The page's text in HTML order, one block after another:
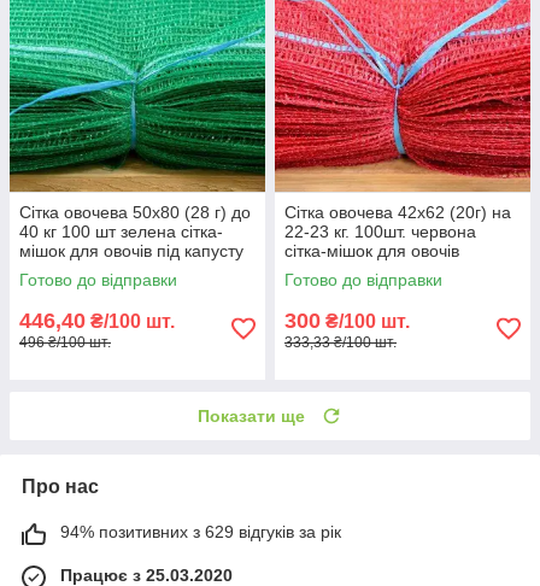
Сітка овочева 50х80 (28 г) до
40 кг 100 шт зелена сітка-
мішок для овочів під капусту
Готово до відправки
446,40 ₴/100 шт.
496 ₴/100 шт.
Сітка овочева 42х62 (20г) на
22-23 кг. 100шт. червона
сітка-мішок для овочів
Готово до відправки
300 ₴/100 шт.
333,33 ₴/100 шт.
Показати ще
Про нас
94% позитивних з 629 відгуків за рік
Працює з 25.03.2020